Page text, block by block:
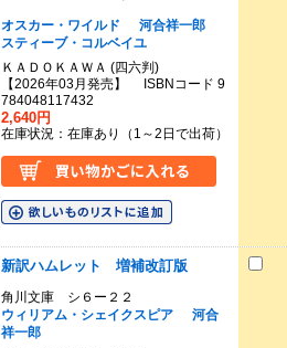
オスカー・ワイルド
河合祥一郎
スティーブ・コルベイユ
ＫＡＤＯＫＡＷＡ (四六判)
【2026年03月発売】 ISBNコード 9
784048117432
2,640円
在庫状況：在庫あり（1～2日で出荷）
新訳ハムレット 増補改訂版
角川文庫 シ６ー２２
ウィリアム・シェイクスピア
河合
祥一郎